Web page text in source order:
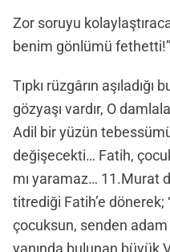
Zor soruyu
benim gönlümü fethetti!”
Tıpkı rüzgârın
gözyaşı vardır, O
Adil bir yüzün
değişecekti… Fatih,
mı yaramaz… 11.Murat
titrediği Fatih’e
çocuksun, senden adam
yanında bulunan büyük